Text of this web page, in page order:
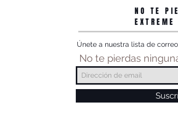
NO TE
Únete a nuestra lista de correo
No te pierdas